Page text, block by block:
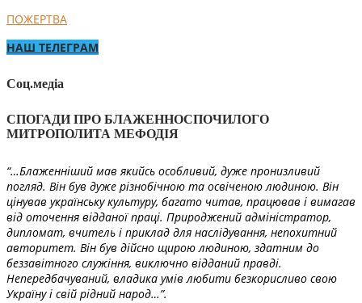
ПОЖЕРТВА
НАШ ТЕЛЕГРАМ
Соц.медіа
СПОГАДИ ПРО БЛАЖЕННОСПОЧИЛОГО
МИТРОПОЛИТА МЕФОДІЯ
“…Блаженніший мав якийсь особливий, дуже пронизливий
погляд. Він був дуже різнобічною та освіченою людиною. Він
цінував українську культуру, багато читав, працював і вимагав
від оточення відданої праці. Природжений адміністратор,
дипломат, вчитель і приклад для наслідування, непохитний
авторитет. Він був дійсно щирою людиною, здатним до
беззавітного служіння, виключно відданий правді.
Непередбачуваний, владика умів любити безкорисливо свою
Україну і свій рідний народ…”.